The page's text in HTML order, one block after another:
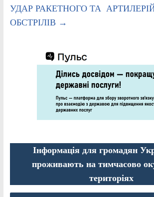
УДАР РАКЕТНОГО ТА
ОБСТРІЛІВ →
Інформація для громадян
проживають на тимчасово
територіях